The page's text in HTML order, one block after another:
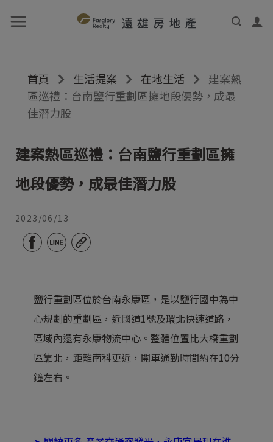
首頁 生活提案 在地生活
建案熱
區巡禮：台南鹽行重劃區擁地段優勢，成最
佳潛力股
建案熱區巡禮：台南鹽行重劃區擁
地段優勢，成最佳潛力股
2023/06/13
鹽行重劃區位於台南永康區，是以鹽行國中為中
心規劃的重劃區，近國道1號及環北快速道路，
區域內還有永康物流中心。整體位置比大橋重劃
區靠北，距離南科更近，開車通勤時間約在10分
鐘左右。